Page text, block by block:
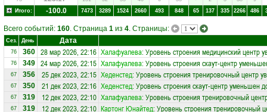
Итого:
-100.0 7473 3289 1524 2660 493 848 65 137 335 2266 486
Всего событий: 160. Страница 1 из 4. Страницы:
Сез. День Дата
76 360 28 мар 2026, 22:16 Халафуалева: Уровень строения медицинский центр
76 349 24 мар 2026, 22:15 Халафуалева: Уровень строения скаут-центр
67 356 25 дек 2023, 22:15 Хеденстед: Уровень строения тренировочный центр
67 350 21 дек 2023, 22:16 Хеденстед: Уровень строения скаут-центр уменьшен
67 319 12 дек 2023, 22:10 Халафуалева: Уровень строения тренировочный
67 319 12 дек 2023, 22:10 Картoнг Юнайтед: Уровень строения тренировочный